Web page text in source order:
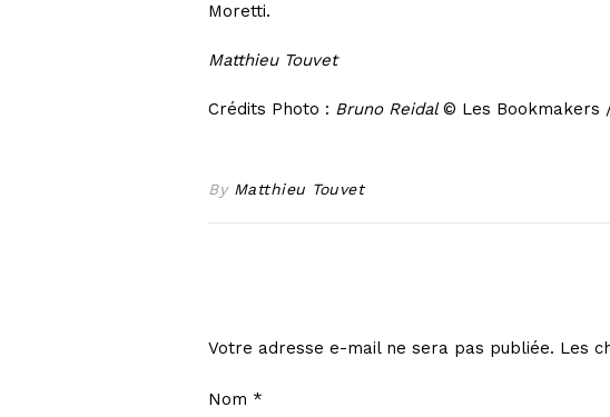
Moretti.
Matthieu Touvet
Crédits Photo : Bruno Reidal© Les Bookmakers
By Matthieu Touvet
Votre adresse e-mail ne sera pas publiée. Les
Nom *